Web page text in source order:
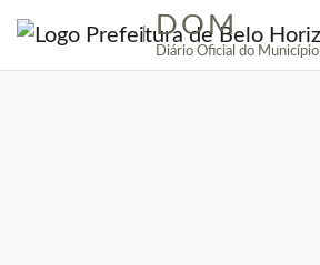
| DOM
Diário Oficial do Município